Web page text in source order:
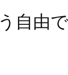
自由